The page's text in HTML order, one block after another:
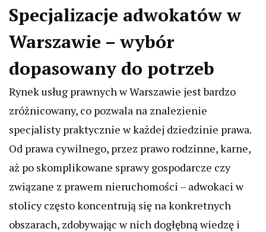
Specjalizacje adwokatów w
Warszawie – wybór
dopasowany do potrzeb
Rynek usług prawnych w Warszawie jest bardzo
zróżnicowany, co pozwala na znalezienie
specjalisty praktycznie w każdej dziedzinie prawa.
Od prawa cywilnego, przez prawo rodzinne, karne,
aż po skomplikowane sprawy gospodarcze czy
związane z prawem nieruchomości – adwokaci w
stolicy często koncentrują się na konkretnych
obszarach, zdobywając w nich dogłębną wiedzę i